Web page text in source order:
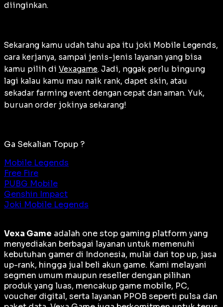
diinginkan.
Sekarang kamu udah tahu apa itu joki Mobile Legends,
cara kerjanya, sampai jenis-jenis layanan yang bisa
kamu pilih di Vexagame. Jadi, nggak perlu bingung
lagi kalau kamu mau naik rank, dapet skin, atau
sekadar farming event dengan cepat dan aman. Yuk,
buruan order jokinya sekarang!
Ga Sekalian Topup ?
Mobile Legends
Free Fire
PUBG Mobile
Genshin Impact
Joki Mobile Legends
Vexa Game adalah one stop gaming platform yang
menyediakan berbagai layanan untuk memenuhi
kebutuhan gamer di Indonesia, mulai dari top up, jasa
up-rank, hingga jual beli akun game. Kami melayani
segmen umum maupun reseller dengan pilihan
produk yang luas, mencakup game mobile, PC,
voucher digital, serta layanan PPOB seperti pulsa dan